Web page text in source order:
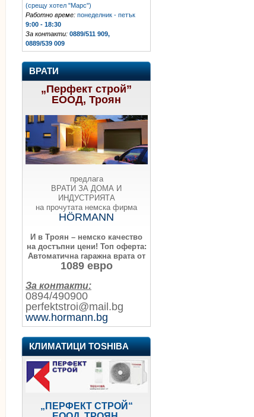
(срещу хотел "Марс")
Работно време: понеделник - петък
9:00 - 18:30
За контакти: 0889/511 909,
0889/539 009
ВРАТИ
„Перфект строй”
ЕООД, Троян
предлага
ВРАТИ ЗА ДОМА И
ИНДУСТРИЯТА
на прочутата немска фирма
HÖRMANN
И в Троян – немско качество
на достъпни цени! Топ оферта:
Автоматична гаражна врата от
1089 евро
За контакти:
0894/490900
perfektstroi@mail.bg
www.hormann.bg
КЛИМАТИЦИ TOSHIBA
„ПЕРФЕКТ СТРОЙ“